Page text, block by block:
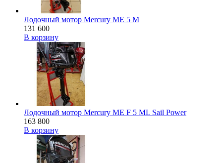
Лодочный мотор Mercury ME 5 M
131 600
В корзину
Лодочный мотор Mercury ME F 5 ML Sail Power
163 800
В корзину